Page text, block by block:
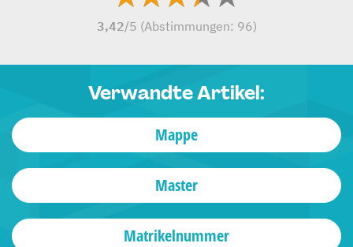
3,42/5 (Abstimmungen: 96)
Verwandte Artikel:
Mappe
Master
Matrikelnummer